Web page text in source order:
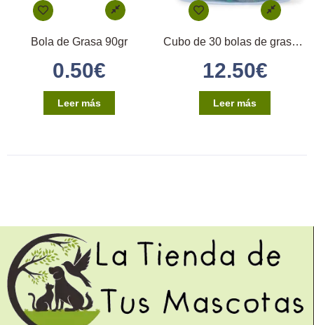
Bola de Grasa 90gr
0.50€
Leer más
Cubo de 30 bolas de grasas 90gr (Wild Fat Ball)
12.50€
Leer más